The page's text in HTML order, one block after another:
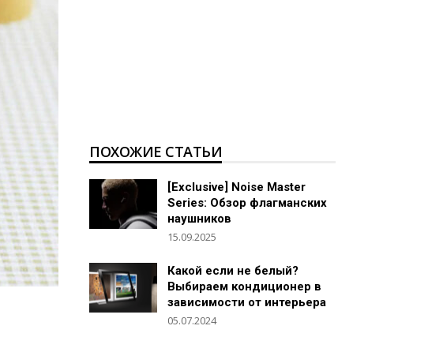
ПОХОЖИЕ СТАТЬИ
[Exclusive] Noise Master
Series: Обзор флагманских
наушников
15.09.2025
Какой если не белый?
Выбираем кондиционер в
зависимости от интерьера
05.07.2024